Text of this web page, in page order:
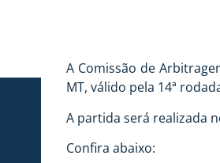
A Comissão de
MT, válido pela 14ª
A partida será realizada
Confira abaixo: